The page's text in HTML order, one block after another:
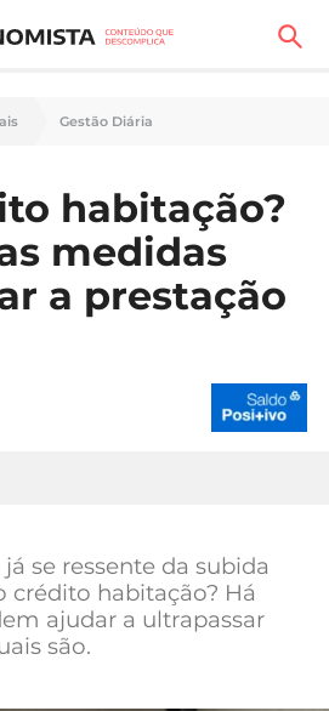
Gestão Diária
habitação?
medidas
a prestação
se ressente da subida
crédito habitação? Há
ajudar a ultrapassar
são.